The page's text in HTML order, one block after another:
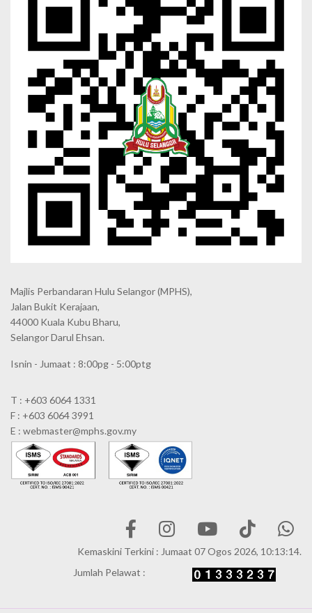
Majlis Perbandaran Hulu Selangor (MPHS),
Jalan Bukit Kerajaan,
44000 Kuala Kubu Bharu,
Selangor Darul Ehsan.
Isnin - Jumaat : 8:00pg - 5:00ptg
T : +603 6064 1331
F : +603 6064 3991
E : webmaster@mphs.gov.my
Kemaskini Terkini : Jumaat 07 Ogos 2026, 10:13:14.
Jumlah Pelawat :